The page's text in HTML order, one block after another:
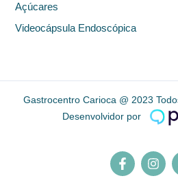
Açúcares
Videocápsula Endoscópica
Gastrocentro Carioca @ 2023
Desenvolvidor por
f
I
n